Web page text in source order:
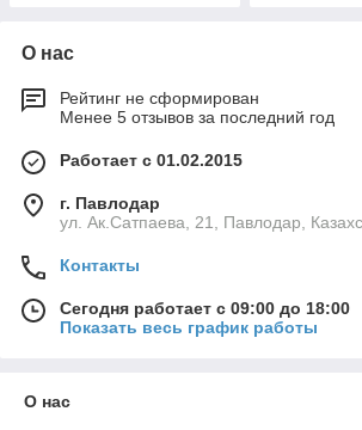
О нас
Рейтинг не сформирован
Менее 5 отзывов за последний год
Работает с 01.02.2015
г. Павлодар
ул. Ак.Сатпаева, 21, Павлодар,
Контакты
Сегодня работает с 09:00 до 18:00
Показать весь график работы
О нас